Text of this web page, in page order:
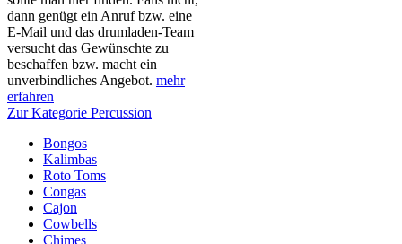
dann genügt ein Anruf bzw. eine
E-Mail und das drumladen-Team
versucht das Gewünschte zu
beschaffen bzw. macht ein
unverbindliches Angebot. mehr
erfahren
Zur Kategorie Percussion
Bongos
Kalimbas
Roto Toms
Congas
Cajon
Cowbells
Chimes